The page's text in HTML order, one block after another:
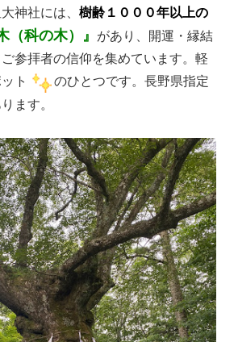
神社には、樹齢１０００年以上の
（科の木）』 があり、開運・縁結
参拝者の信仰を集めています。軽
ト
のひとつです。長野県指定
ます。